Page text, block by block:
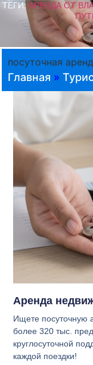
ТЕГИ: АРЕНДА ОТ
посуточная
Главная »
Аренда
Ищете посуточную
более 320 тыс.
круглосуточной
каждой поездки!